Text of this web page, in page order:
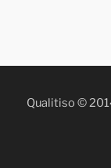
Qualitiso ©